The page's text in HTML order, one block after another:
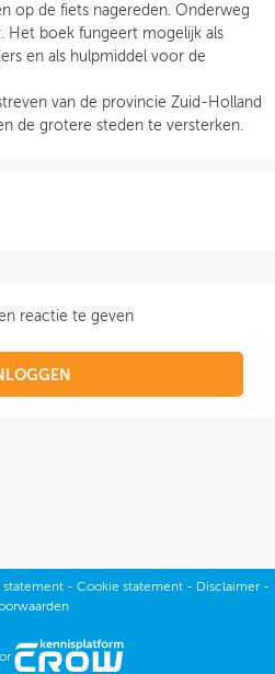
op de fiets nagereden. Onderweg
boek fungeert mogelijk als
en als hulpmiddel voor de
van de provincie Zuid-Holland
de grotere steden te versterken.
reactie te geven
statement- Cookie statement- Disclaimer-